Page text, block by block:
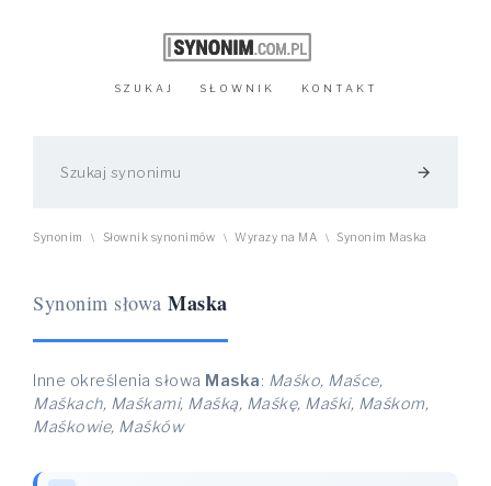
SZUKAJ SŁOWNIK KONTAKT
arrow_forward
Synonim \ Słownik synonimów \ Wyrazy na MA \ Synonim Maska
Synonim słowa Maska
Inne określenia słowa Maska: Maśko, Maśce,
Maśkach, Maśkami, Maśką, Maśkę, Maśki, Maśkom,
Maśkowie, Maśków